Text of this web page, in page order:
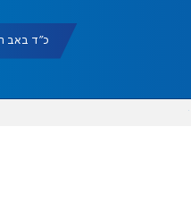
כ"ד באב תשפ"ו